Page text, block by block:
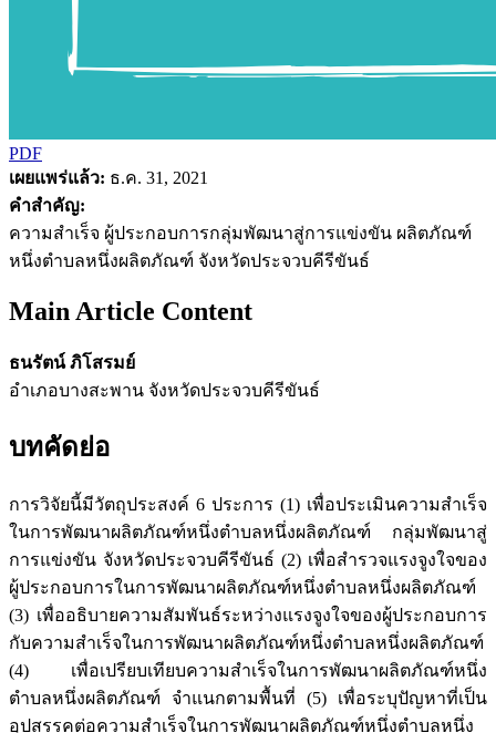
PDF
เผยแพร่แล้ว: ธ.ค. 31, 2021
คำสำคัญ:
ความสำเร็จ ผู้ประกอบการกลุ่มพัฒนาสู่การแข่งขัน ผลิตภัณฑ์
หนึ่งตำบลหนึ่งผลิตภัณฑ์ จังหวัดประจวบคีรีขันธ์
Main Article Content
ธนรัตน์ ภิโสรมย์
อำเภอบางสะพาน จังหวัดประจวบคีรีขันธ์
บทคัดย่อ
การวิจัยนี้มีวัตถุประสงค์ 6 ประการ (1) เพื่อประเมินความสำเร็จ
ในการพัฒนาผลิตภัณฑ์หนึ่งตำบลหนึ่งผลิตภัณฑ์ กลุ่มพัฒนาสู่
การแข่งขัน จังหวัดประจวบคีรีขันธ์ (2) เพื่อสำรวจแรงจูงใจของ
ผู้ประกอบการในการพัฒนาผลิตภัณฑ์หนึ่งตำบลหนึ่งผลิตภัณฑ์
(3) เพื่ออธิบายความสัมพันธ์ระหว่างแรงจูงใจของผู้ประกอบการ
กับความสำเร็จในการพัฒนาผลิตภัณฑ์หนึ่งตำบลหนึ่งผลิตภัณฑ์
(4) เพื่อเปรียบเทียบความสำเร็จในการพัฒนาผลิตภัณฑ์หนึ่ง
ตำบลหนึ่งผลิตภัณฑ์ จำแนกตามพื้นที่ (5) เพื่อระบุปัญหาที่เป็น
อุปสรรคต่อความสำเร็จในการพัฒนาผลิตภัณฑ์หนึ่งตำบลหนึ่ง